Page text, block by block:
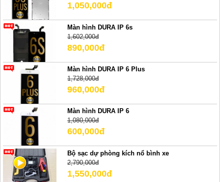
1,050,000đ
Màn hình DURA IP 6s
1,602,000đ
890,000đ
Màn hình DURA IP 6 Plus
1,728,000đ
960,000đ
Màn hình DURA IP 6
1,080,000đ
600,000đ
Bộ sạc dự phòng kích nổ bình xe
2,790,000đ
1,550,000đ